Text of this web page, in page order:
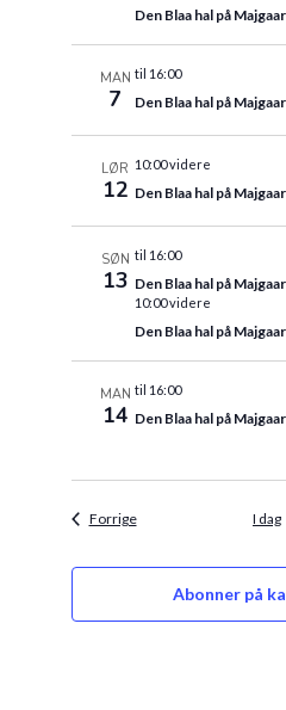
Den Blaa hal på
MAN
7
til 16:00
Den Blaa hal på
LØR
12
10:00 videre
Den Blaa hal på
SØN
13
til 16:00
Den Blaa hal på
10:00 videre
Den Blaa hal på
MAN
14
til 16:00
Den Blaa hal på
ForrigeBegivenheder I dag
Abonner på